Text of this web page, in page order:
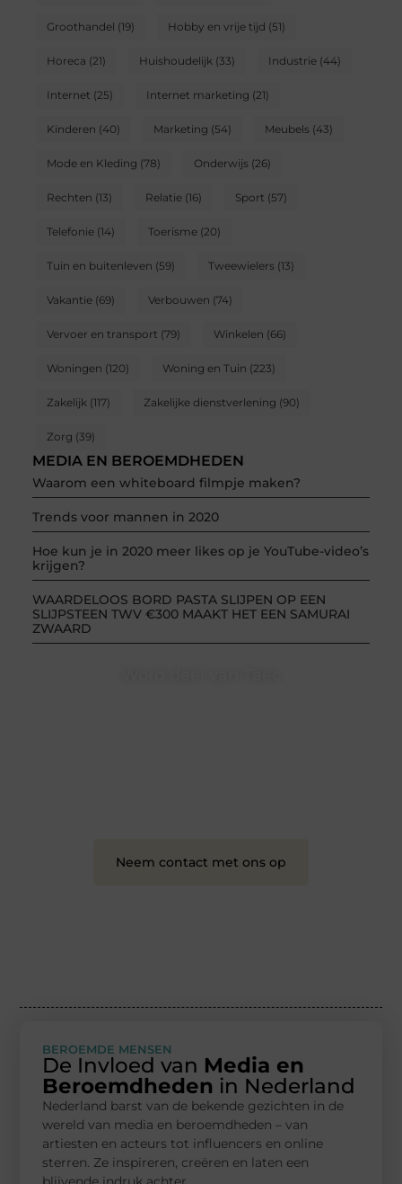
Groothandel (19) Hobby en vrije tijd (51)
Horeca (21) Huishoudelijk (33) Industrie(44)
Internet (25) Internet marketing (21)
Kinderen (40) Marketing (54) Meubels(43)
Mode en Kleding (78) Onderwijs(26)
Rechten (13) Relatie(16) Sport (57)
Telefonie(14) Toerisme(20)
Tuin en buitenleven (59) Tweewielers(13)
Vakantie(69) Verbouwen (74)
Vervoer en transport (79) Winkelen (66)
Woningen (120) Woning en Tuin (223)
Zakelijk (117) Zakelijke dienstverlening (90)
Zorg (39)
MEDIA EN BEROEMDHEDEN
Waarom een whiteboard filmpje maken?
Trends voor mannen in 2020
Hoe kun je in 2020 meer likes op je YouTube-video’s
krijgen?
WAARDELOOS BORD PASTA SLIJPEN OP EEN
SLIJPSTEEN TWV €300 MAAKT HET EEN SAMURAI
ZWAARD
Neem contact met ons op
BEROEMDE MENSEN
De Invloed van Media en
Beroemdheden in Nederland
Nederland barst van de bekende gezichten in de
wereld van media en beroemdheden – van
artiesten en acteurs tot influencers en online
sterren. Ze inspireren, creëren en laten een